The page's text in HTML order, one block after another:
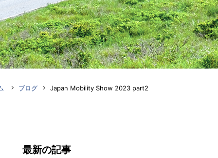
ブログ Japan Mobility Show 2023 part2
最新の記事